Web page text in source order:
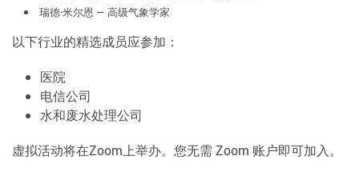
瑞德·米尔恩 — 高级气象学家
以下行业的精选成员应参加：
医院
电信公司
水和废水处理公司
虚拟活动将在Zoom上举办。您无需 Zoom 账户即可加入。